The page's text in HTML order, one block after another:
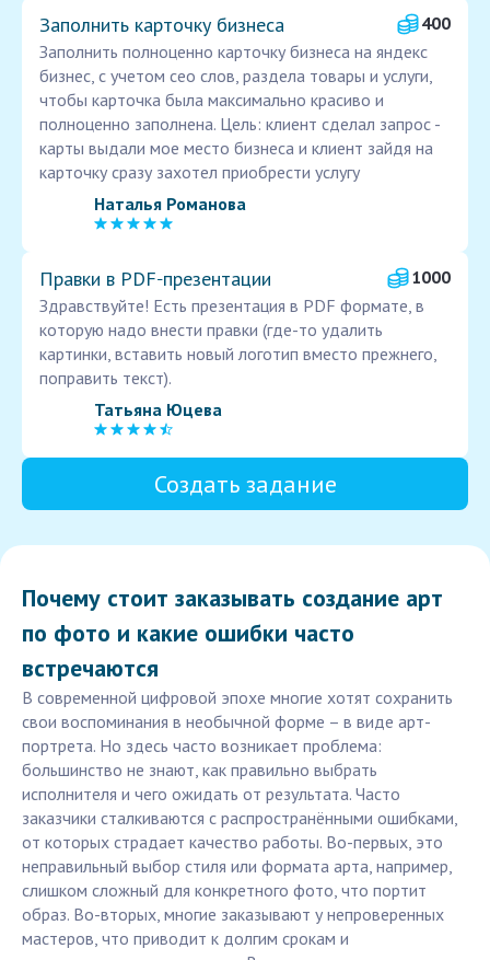
Заполнить карточку бизнеса
400
Заполнить полноценно карточку бизнеса на яндекс
бизнес, с учетом сео слов, раздела товары и услуги,
чтобы карточка была максимально красиво и
полноценно заполнена. Цель: клиент сделал запрос -
карты выдали мое место бизнеса и клиент зайдя на
карточку сразу захотел приобрести услугу
Наталья Романова
Правки в PDF‑презентации
1000
Здравствуйте! Есть презентация в PDF формате, в
которую надо внести правки (где-то удалить
картинки, вставить новый логотип вместо прежнего,
поправить текст).
Татьяна Юцева
Создать задание
Почему стоит заказывать создание арт
по фото и какие ошибки часто
встречаются
В современной цифровой эпохе многие хотят сохранить
свои воспоминания в необычной форме – в виде арт-
портрета. Но здесь часто возникает проблема:
большинство не знают, как правильно выбрать
исполнителя и чего ожидать от результата. Часто
заказчики сталкиваются с распространёнными ошибками,
от которых страдает качество работы. Во-первых, это
неправильный выбор стиля или формата арта, например,
слишком сложный для конкретного фото, что портит
образ. Во-вторых, многие заказывают у непроверенных
мастеров, что приводит к долгим срокам и